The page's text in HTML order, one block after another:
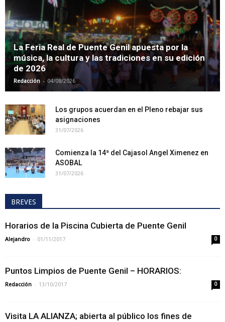
La Feria Real de Puente Genil apuesta por la
música, la cultura y las tradiciones en su edición
de 2026
Redacción - 04/08/2026
Los grupos acuerdan en el Pleno rebajar sus
asignaciones
31/07/2026
Comienza la 14ª del Cajasol Angel Ximenez en
ASOBAL
31/07/2026
BREVES
Horarios de la Piscina Cubierta de Puente Genil
Alejandro - 01/11/2017 0
Puntos Limpios de Puente Genil – HORARIOS:
Redacción - 13/10/2017 0
Visita LA ALIANZA; abierta al público los fines de